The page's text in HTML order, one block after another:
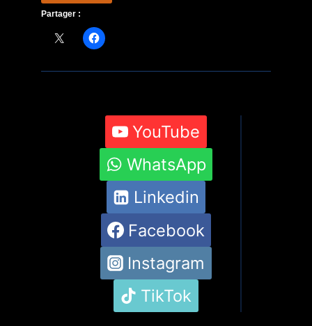
Partager :
YouTube
WhatsApp
Linkedin
Facebook
Instagram
TikTok